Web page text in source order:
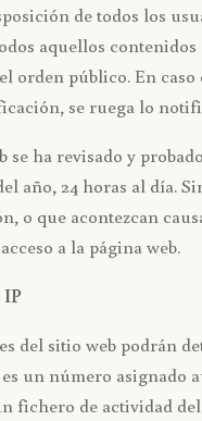
de todos los
aquellos
orden público. En
se ruega lo
se ha revisado y
año, 24 horas al día.
o que acontezcan
a la página web.
del sitio web podrán
un número asignado
fichero de actividad